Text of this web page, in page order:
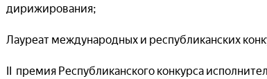
дирижирования;
Лауреат международных и республиканских
II премия Республиканского конкурса